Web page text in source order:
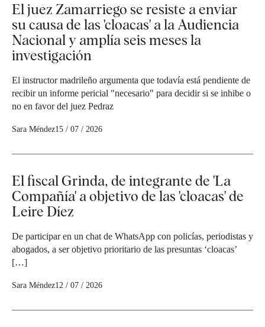
El juez Zamarriego se resiste a enviar
su causa de las 'cloacas' a la Audiencia
Nacional y amplía seis meses la
investigación
El instructor madrileño argumenta que todavía está pendiente de
recibir un informe pericial "necesario" para decidir si se inhibe o
no en favor del juez Pedraz
Sara Méndez15 / 07 / 2026
El fiscal Grinda, de integrante de 'La
Compañía' a objetivo de las 'cloacas' de
Leire Díez
De participar en un chat de WhatsApp con policías, periodistas y
abogados, a ser objetivo prioritario de las presuntas ‘cloacas’
[…]
Sara Méndez12 / 07 / 2026